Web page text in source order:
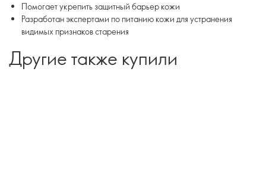
Помогает укрепить защитный барьер кожи
Разработан экспертами по питанию кожи для устранения
видимых признаков старения
Другие также купили